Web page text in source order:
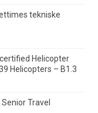
tekniske
Helicopter
Helicopters – B1.3
Travel